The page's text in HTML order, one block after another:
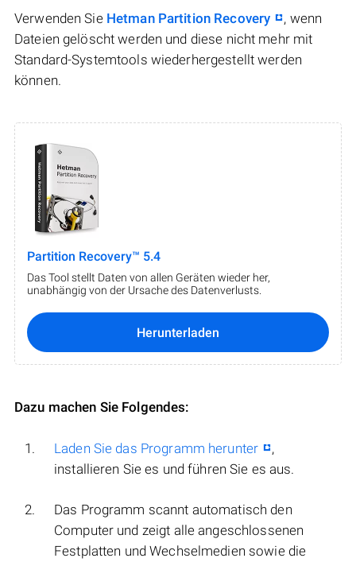
Verwenden Sie Hetman Partition Recovery
, wenn
Dateien gelöscht werden und diese nicht mehr mit
Standard-Systemtools wiederhergestellt werden
können.
Partition Recovery™ 5.4
Das Tool stellt Daten von allen Geräten wieder her,
unabhängig von der Ursache des Datenverlusts.
Herunterladen
Dazu machen Sie Folgendes:
Laden Sie das Programm herunter
,
installieren Sie es und führen Sie es aus.
Das Programm scannt automatisch den
Computer und zeigt alle angeschlossenen
Festplatten und Wechselmedien sowie die